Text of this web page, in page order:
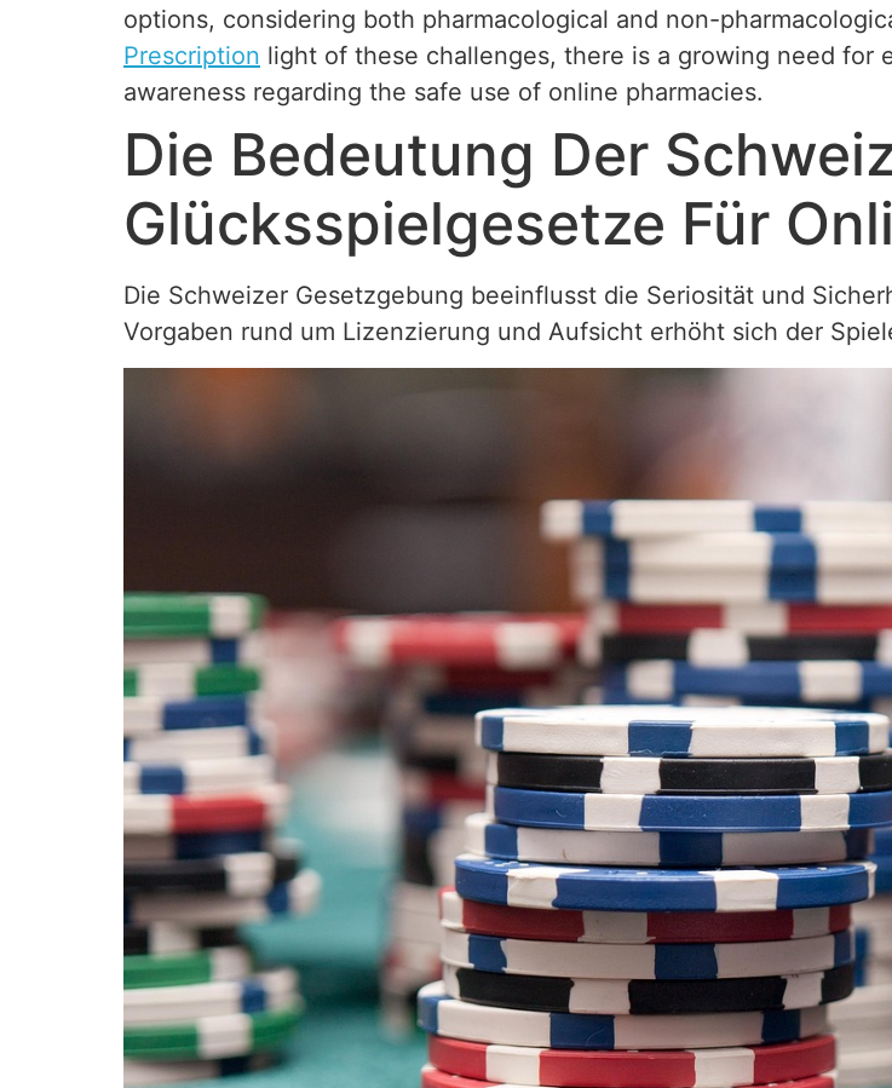
options, considering both pharmacological and non-
Prescription light of these challenges, there is a growing need for
awareness regarding the safe use of online pharmacies.
Die Bedeutung Der
Glücksspielgesetze Für
Die Schweizer Gesetzgebung beeinflusst die Seriosität und
Vorgaben rund um Lizenzierung und Aufsicht erhöht sich der